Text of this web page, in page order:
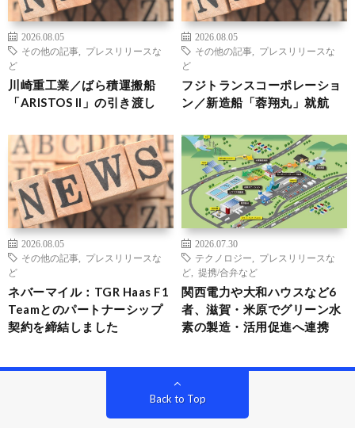
2026.08.05
その他の記事
プレスリリースな
ど
川崎重工業／ばら積運搬船
「ARISTOS II」の引き渡し
2026.08.05
その他の記事
プレスリリースな
ど
フジトランスコーポレーショ
ン／新造船「蓉翔丸」就航
2026.08.05
その他の記事
プレスリリースな
ど
ネバーマイル：TGR Haas F1
Teamとのパートナーシップ
契約を締結しました
2026.07.30
テクノロジー
プレスリリースな
ど
提携/合弁など
関西電力や大和ハウスなど6
者、滋賀・米原でグリーン水
素の製造・活用促進へ連携
Back to Top